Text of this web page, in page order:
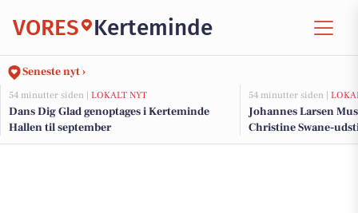
VORES Kerteminde
Seneste nyt ›
54 minutter siden | LOKALT NYT
Dans Dig Glad genoptages i Kerteminde
Hallen til september
54 minutter siden |
Johannes Larsen
Christine Swane-